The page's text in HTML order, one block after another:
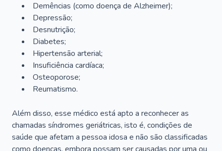
Demências (como doença de Alzheimer);
Depressão;
Desnutrição;
Diabetes;
Hipertensão arterial;
Insuficiência cardíaca;
Osteoporose;
Reumatismo.
Além disso, esse médico está apto a reconhecer as
chamadas síndromes geriátricas, isto é, condições de
saúde que afetam a pessoa idosa e não são classificadas